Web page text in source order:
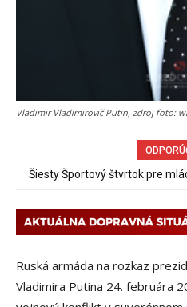
Vladimir Vladimirovič Putin, zdroj foto:
Šiesty Športový štvrtok pre
Ruská armáda na rozkaz
Vladimira Putina 24. februára